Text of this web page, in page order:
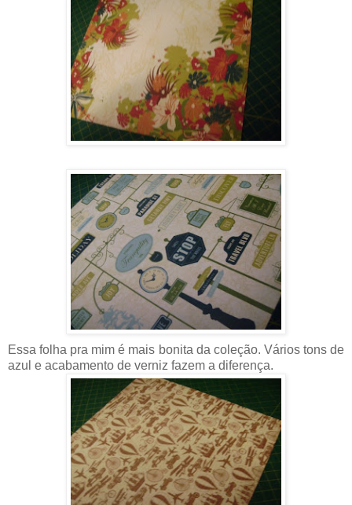
Essa folha pra mim é mais bonita da coleção. Vários tons de
azul e acabamento de verniz fazem a diferença.